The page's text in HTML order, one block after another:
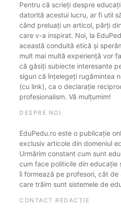
Pentru că scrieți despre
datorită acestui lucru, ar fi util
când preluați un articol, părți
care v-a inspirat. Noi, la
această conduită etică și
mult mai multă experiență vor
că găsiți subiecte interesante
siguri că înțelegeți rugămintea
(cu link), ca o declarație
profesionalism. Vă mulțumim!
DESPRE NOI
EduPedu.ro este o publicație
exclusiv articole din domeniul
Urmărim constant cum sunt
cum face politicile din educație
îi formează pe profesori, cât de
care trăim sunt sistemele de
CONTACT REDACȚIE